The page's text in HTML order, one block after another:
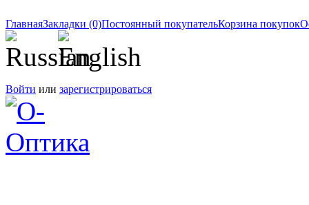
ГлавнаяЗакладки (0)Постоянный покупательКорзина покупок
Войти или зарегистрироваться